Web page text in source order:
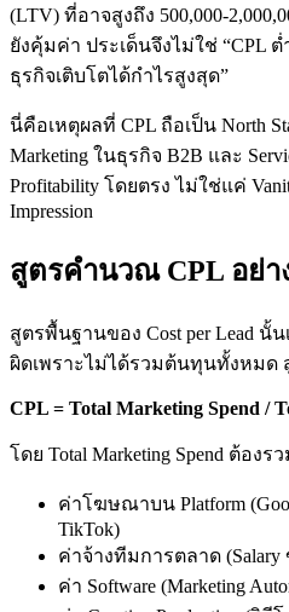
(LTV) ที่อาจสูงถึง 500,000-
ยังคุ้มค่า ประเด็นจึงไม่ใช่ “CPL
ธุรกิจเติบโตได้กำไรสูงสุด”
นี่คือเหตุผลที่ CPL ถือเป็น North
Marketing ในธุรกิจ B2B และ
Profitability โดยตรง ไม่ใช่แค่
Impression
สูตรคำนวณ CPL อย่า
สูตรพื้นฐานของ Cost per Lead
ผิดเพราะไม่ได้รวมต้นทุนทั้งหมด
CPL = Total Marketing Spend /
โดย Total Marketing Spend ต้องรว
ค่าโฆษณาบน Platform
TikTok)
ค่าจ้างทีมการตลาด
ค่า Software (Marketing